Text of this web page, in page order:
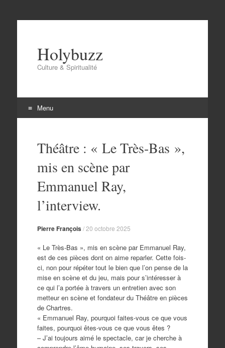
Holybuzz
Culture & Spiritualité
Menu
contenuThéâtre : « Le Très-Bas »,
mis en scène par
Emmanuel Ray,
l’interview.
Pierre François/20 octobre 2025
« Le Très-Bas », mis en scène par Emmanuel Ray,
est de ces pièces dont on aime reparler. Cette fois-
ci, non pour répéter tout le bien que l’on pense de la
mise en scène et du jeu, mais pour s’intéresser à
ce qui l’a portée à travers un entretien avec son
metteur en scène et fondateur du Théâtre en pièces
de Chartres.
« Emmanuel Ray, pourquoi faites-vous ce que vous
faites, pourquoi êtes-vous ce que vous êtes ?
– J’ai toujours aimé le spectacle, car je cherche à